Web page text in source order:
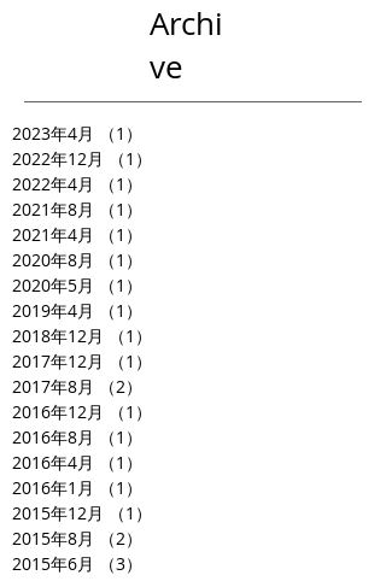
Archi
ve
2023年4月 （1）
2022年12月
（1）
2022年4月
（1）
2021年8月
（1）
2021年4月
（1）
2020年8月
（1）
2020年5月
（1）
2019年4月
（1）
2018年12月
（1）
2017年12月
（1）
2017年8月
（2）
2016年12月
（1）
2016年8月
（1）
2016年4月
（1）
2016年1月
（1）
2015年12月
（1）
2015年8月
（2）
2015年6月
（3）